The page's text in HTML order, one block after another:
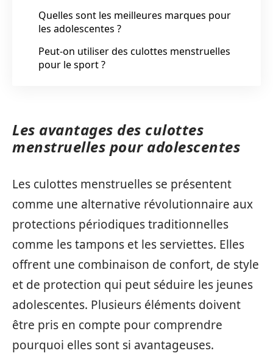
Quelles sont les meilleures marques pour
les adolescentes ?
Peut-on utiliser des culottes menstruelles
pour le sport ?
Les avantages des culottes
menstruelles pour adolescentes
Les culottes menstruelles se présentent
comme une alternative révolutionnaire aux
protections périodiques traditionnelles
comme les tampons et les serviettes. Elles
offrent une combinaison de confort, de style
et de protection qui peut séduire les jeunes
adolescentes. Plusieurs éléments doivent
être pris en compte pour comprendre
pourquoi elles sont si avantageuses.